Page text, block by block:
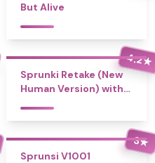
But Alive
4.2★
Sprunki Retake (New
Human Version) with
3★
Sprunsi V1001